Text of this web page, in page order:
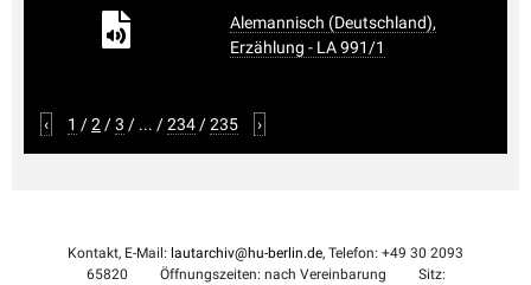
Alemannisch (Deutschland),
Erzählung - LA 991/1
‹ 1 /2 /3 / ... /234 /235 ›
Kontakt, E-Mail: lautarchiv@hu-berlin.de, Telefon: +49 30 2093
65820
Öffnungszeiten: nach Vereinbarung Sitz: